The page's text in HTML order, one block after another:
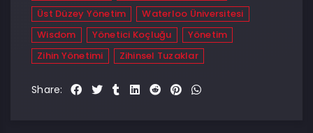
Üst Düzey Yönetim
Waterloo Üniversitesi
Wisdom
Yönetici Koçluğu
Yönetim
Zihin Yönetimi
Zihinsel Tuzaklar
Share: